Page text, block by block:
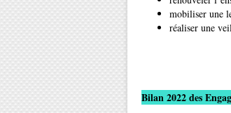
mobiliser une
réaliser une
Bilan 2022 des